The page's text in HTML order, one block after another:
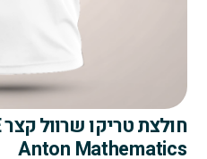
חולצת טריקו שרוול קצר INSPIRE
Anton Mathematics